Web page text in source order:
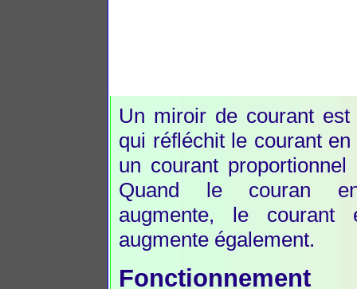
Un miroir de courant
qui réfléchit le courant
un courant proportionnel
Quand le couran
augmente, le courant
augmente également.